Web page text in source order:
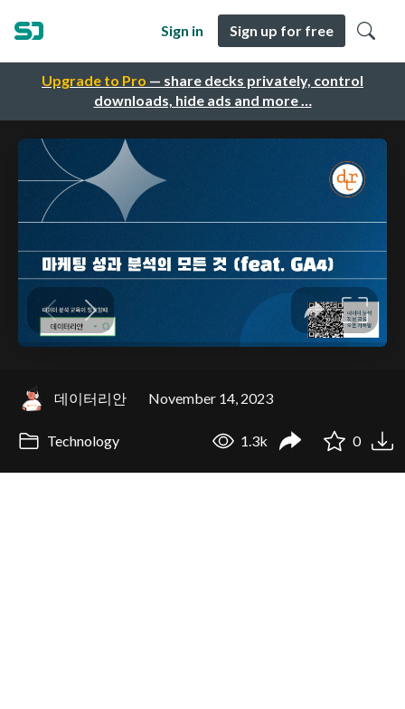
Upgrade to Pro — share decks privately, control
downloads, hide ads and more …
Sign in Sign up for free
데이터리안 November 14, 2023
Technology 1.3k 0